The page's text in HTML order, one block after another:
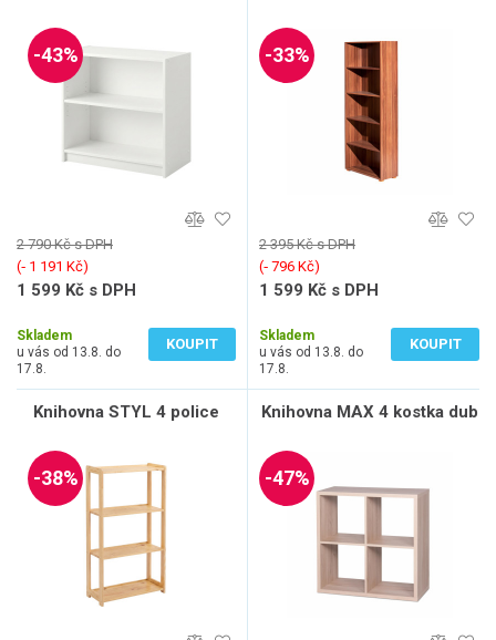
-43%
2 790 Kč s DPH
(‐ 1 191 Kč)
1 599 Kč s DPH
Skladem
u vás od 13.8. do
17.8.
KOUPIT
-33%
2 395 Kč s DPH
(‐ 796 Kč)
1 599 Kč s DPH
Skladem
u vás od 13.8. do
17.8.
KOUPIT
Knihovna STYL 4 police
-38%
Knihovna MAX 4 kostka dub
-47%